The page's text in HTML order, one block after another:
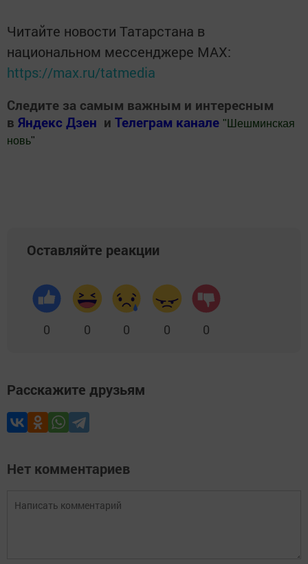
Читайте новости Татарстана в
национальном мессенджере MАХ:
https://max.ru/tatmedia
Следите за самым важным и интересным
в Яндекс Дзен и Телеграм канале " Шешминская
новь"
Оставляйте реакции
0 0 0 0 0
Расскажите друзьям
Нет комментариев